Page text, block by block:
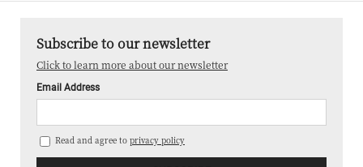
Subscribe to our newsletter
Click to learn more about our newsletter
Email Address
Read and agree to privacy policy